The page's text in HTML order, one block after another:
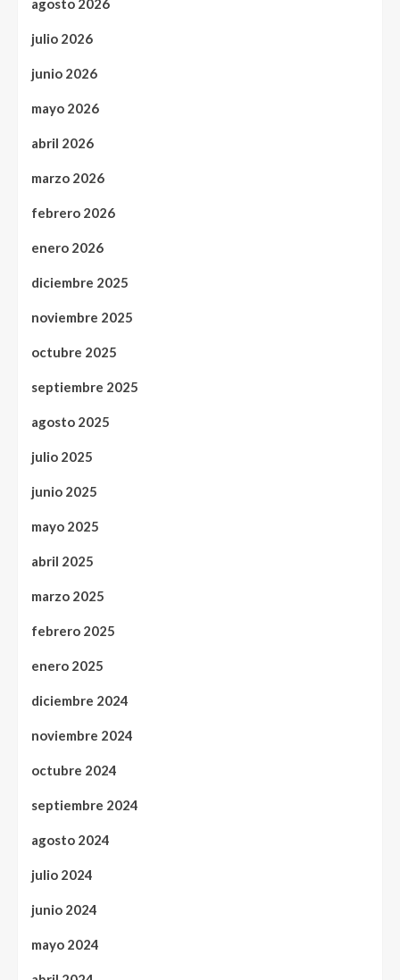
agosto 2026
julio 2026
junio 2026
mayo 2026
abril 2026
marzo 2026
febrero 2026
enero 2026
diciembre 2025
noviembre 2025
octubre 2025
septiembre 2025
agosto 2025
julio 2025
junio 2025
mayo 2025
abril 2025
marzo 2025
febrero 2025
enero 2025
diciembre 2024
noviembre 2024
octubre 2024
septiembre 2024
agosto 2024
julio 2024
junio 2024
mayo 2024